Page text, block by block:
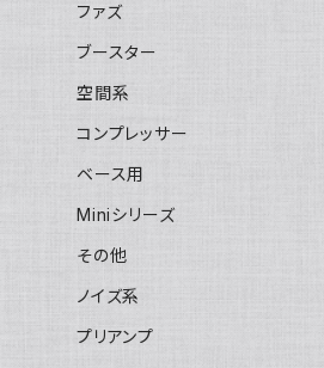
ファズ
ブースター
空間系
コンプレッサー
ベース用
Miniシリーズ
その他
ノイズ系
プリアンプ